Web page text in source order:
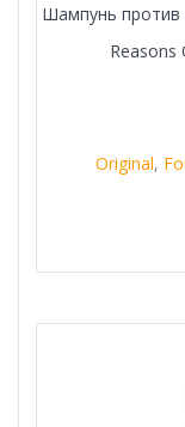
Шампунь против
Reasons
Original,